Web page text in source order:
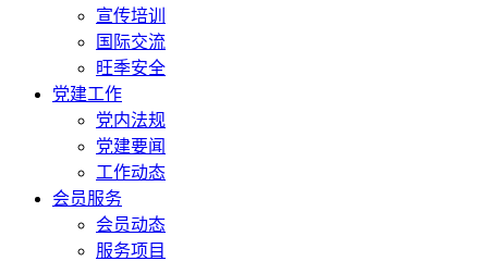
宣传培训
国际交流
旺季安全
党建工作
党内法规
党建要闻
工作动态
会员服务
会员动态
服务项目